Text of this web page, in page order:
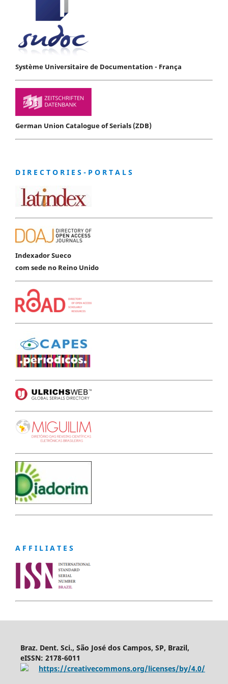
Système Universitaire de Documentation - França
German Union Catalogue of Serials (ZDB)
D I R E C T O R I E S - P O R T A L S
Indexador Sueco
com sede no Reino Unido
A F F I L I A T E S
Braz. Dent. Sci., São José dos Campos, SP, Brazil,
eISSN: 2178-6011
https://creativecommons.org/licenses/by/4.0/